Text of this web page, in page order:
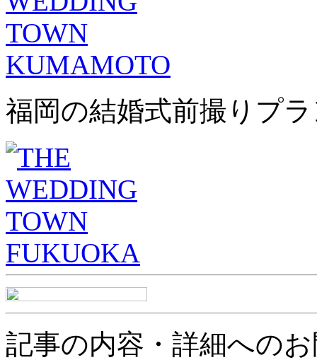
福岡の結婚式前撮りプ
記事の内容・詳細への